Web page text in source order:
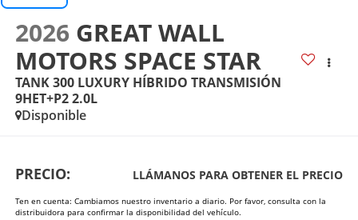
2026 GREAT WALL
MOTORS SPACE STAR
TANK 300 LUXURY HÍBRIDO TRANSMISIÓN
9HET+P2 2.0L
Disponible
PRECIO: LLÁMANOS PARA OBTENER EL PRECIO
Ten en cuenta: Cambiamos nuestro inventario a diario. Por favor, consulta con la
distribuidora para confirmar la disponibilidad del vehículo.